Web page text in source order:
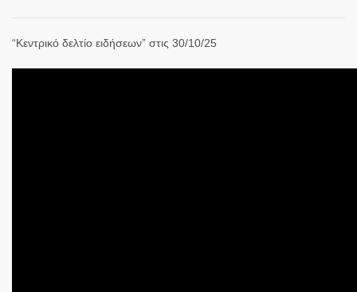
“Κεντρικό δελτίο ειδήσεων” στις 30/10/25